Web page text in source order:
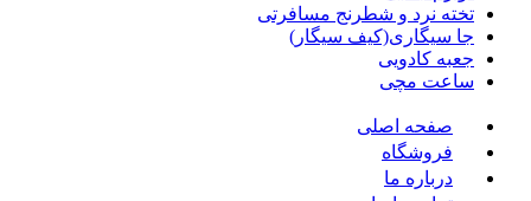
تخته نرد و شطرنج مسافرتی
جا سیگاری(کیف سیگار)
جعبه کادویی
ساعت مچی
صفحه اصلی
فروشگاه
درباره ما